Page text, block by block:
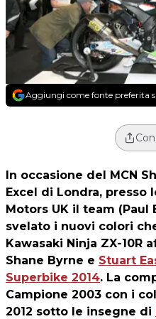
Aggiungi come fonte preferita
In occasione del MCN
Excel di Londra, presso
Motors UK il team (Paul
svelato i nuovi colori
Kawasaki Ninja ZX-10R
Shane Byrne e Stuart
Superbike 2014. La
Campione 2003 con i
2012 sotto le insegne di